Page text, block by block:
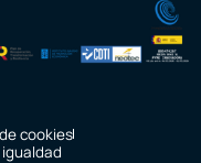
cookies